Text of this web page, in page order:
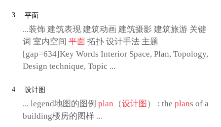
3 平面
...装饰 建筑表现 建筑动画 建筑摄影 建筑旅游 关键
词 室内空间 平面拓扑 设计手法 主题
[gap=634]Key Words Interior Space, Plan, Topology,
Design technique, Topic ...
4 设计图
... legend地图的图例 plan （设计图 ） : the plans of a
building楼房的图样 ...